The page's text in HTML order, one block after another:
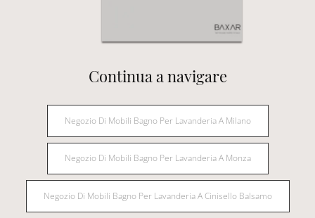
Continua a navigare
Negozio Di Mobili Bagno Per Lavanderia A Milano
Negozio Di Mobili Bagno Per Lavanderia A Monza
Negozio Di Mobili Bagno Per Lavanderia A Cinisello Balsamo